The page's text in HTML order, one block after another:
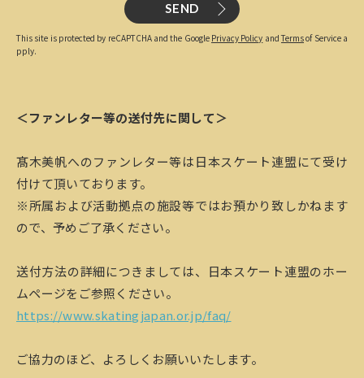
SEND
This site is protected by reCAPTCHA and the Google Privacy Policy andTermsof Service a
pply.
＜ファンレター等の送付先に関して＞
髙木美帆へのファンレター等は日本スケート連盟にて受け
付けて頂いております。
※所属および活動拠点の施設等ではお預かり致しかねます
ので、予めご了承ください。
送付方法の詳細につきましては、日本スケート連盟のホー
ムページをご参照ください。
https://www.skatingjapan.or.jp/faq/
ご協力のほど、よろしくお願いいたします。